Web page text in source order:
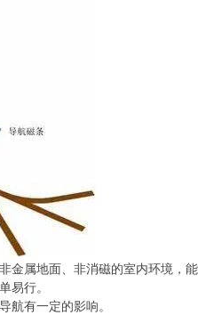
属地面、非消磁的室内环境，能
易行。
航有一定的影响。